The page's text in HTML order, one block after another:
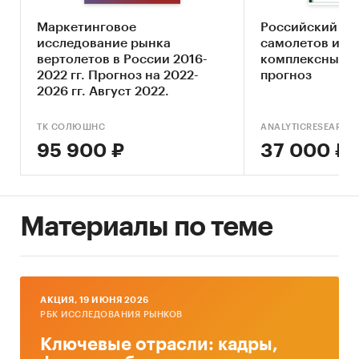
2030 г.
Основные блоки исследования:
Ключевые компоненты рынка вертолетных
услуг
Влияние макросреды
Оценка степени конкуренции
Прогнозы отрасли
Источники информации:
Данные налоговой службы РФ
Официальные интернет-порталы правовой
Маркетинговое
исследование рынка
вертолетов в России 2016-
2022 гг. Прогноз на 2022-
2026 гг. Август 2022.
ТК СОЛЮШНС
95 900 ₽
Российский
самолетов и
комплексный
прогноз
37 000 ₽
Материалы по теме
AКЦИЯ, 19 ИЮНЯ 2026
РБК ИССЛЕДОВАНИЯ РЫНКОВ
Ключевые отрасли: кадры,